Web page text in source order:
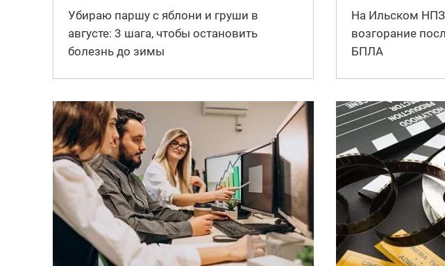
Убираю паршу с яблони и груши в
августе: 3 шага, чтобы остановить
болезнь до зимы
На Ильском
возгорание
БПЛА